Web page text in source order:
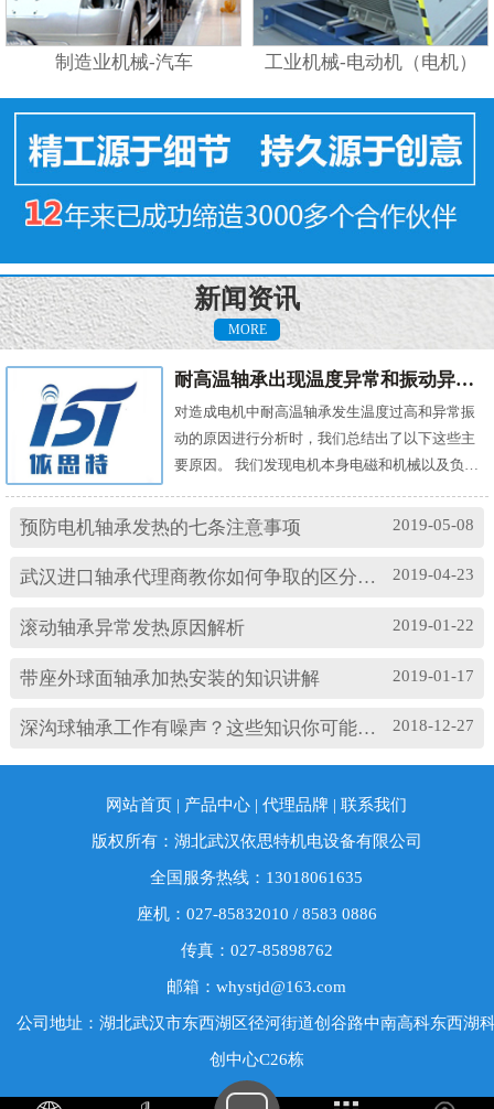
制造业机械-汽车 工业机械-电动机（电机）
新闻资讯
MORE
耐高温轴承出现温度异常和振动异常的原因有哪些？
对造成电机中耐高温轴承发生温度过高和异常振
动的原因进行分析时，我们总结出了以下这些主
要原因。 我们发现电机本身电磁和机械以及负载
振动产生影响。其中造成温度过高的原因主要
松；(3)轴承与轴套配合过松；(4)润滑油有杂质；
损坏等。 另外，造成耐高温轴承出现异常振...
2019-05-08
预防电机轴承发热的七条注意事项
2019-04-23
武汉进口轴承代理商教你如何争取的区分高速轴承和低速轴承
2019-01-22
滚动轴承异常发热原因解析
2019-01-17
带座外球面轴承加热安装的知识讲解
2018-12-27
深沟球轴承工作有噪声？这些知识你可能忽略了
网站首页 | 产品中心 |代理品牌 |联系我们
版权所有：湖北武汉依思特机电设备有限公司
全国服务热线：13018061635
座机：027-85832010 / 8583 0886
传真：027-85898762
邮箱：whystjd@163.com
公司地址：湖北武汉市东西湖区径河街道创谷路中南高科东西湖
创中心C26栋